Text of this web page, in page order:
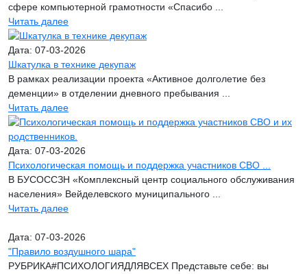
сфере компьютерной грамотности «Спасибо ...
Читать далее
Дата: 07-03-2026
Шкатулка в технике декупаж
В рамках реализации проекта «Активное долголетие без
деменции» в отделении дневного пребывания ...
Читать далее
Дата: 07-03-2026
Психологическая помощь и поддержка участников СВО ...
В БУСОССЗН «Комплексный центр социального обслуживания
населения» Вейделевского муниципального ...
Читать далее
Дата: 07-03-2026
"Правило воздушного шара"
РУБРИКА#ПСИХОЛОГИЯДЛЯВСЕХ Представьте себе: вы